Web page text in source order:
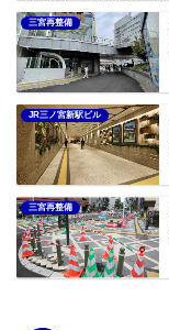
三宮再整備
JR三ノ宮新駅ビル
三宮再整備